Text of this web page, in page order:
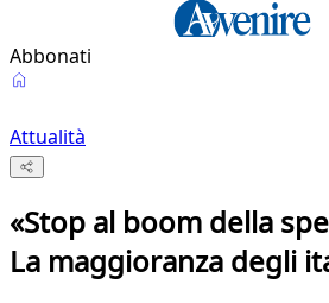
Abbonati
Attualità
«Stop al boom della
La maggioranza degli